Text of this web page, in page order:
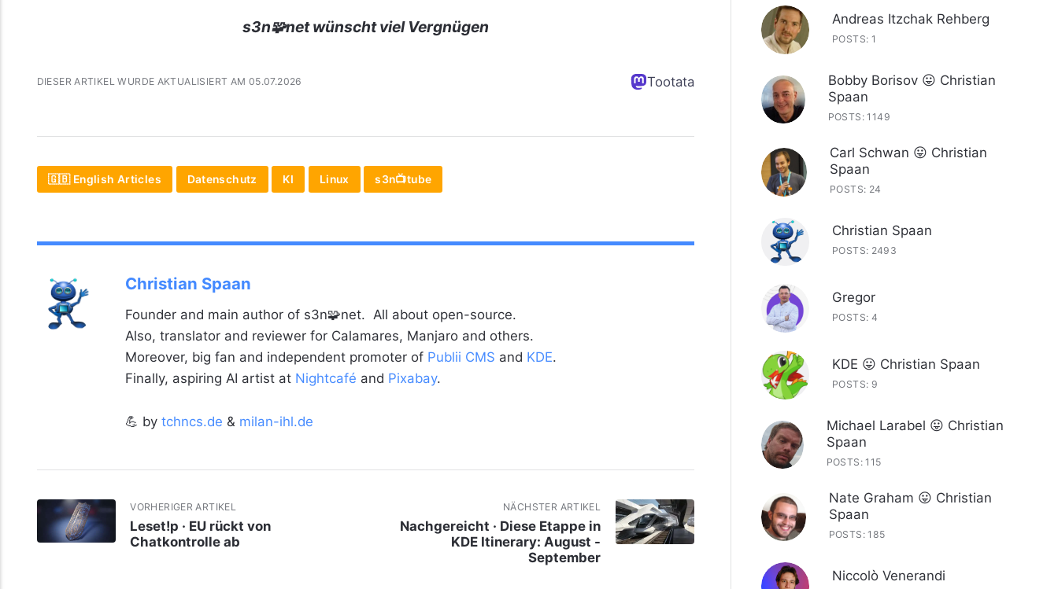
s3n🧩net wünscht viel Vergnügen
DIESER ARTIKEL WURDE AKTUALISIERT AM 05.07.2026 Tootata
🇬🇧 English Articles Datenschutz KI Linux s3n📺tube
Christian Spaan
Founder and main author of s3n🧩net. All about open-source.
Also, translator and reviewer for Calamares, Manjaro and others.
Moreover, big fan and independent promoter of Publii CMS and KDE.
Finally, aspiring AI artist at Nightcafé and Pixabay.
💪 by tchncs.de & milan-ihl.de
VORHERIGER ARTIKEL
Leset!p · EU rückt von
Chatkontrolle ab
NÄCHSTER ARTIKEL
Nachgereicht · Diese Etappe in
KDE Itinerary: August -
September
Andreas Itzchak Rehberg
POSTS: 1
Bobby Borisov 😛 Christian
Spaan
POSTS: 1149
Carl Schwan 😛 Christian
Spaan
POSTS: 24
Christian Spaan
POSTS: 2493
Gregor
POSTS: 4
KDE 😛 Christian Spaan
POSTS: 9
Michael Larabel 😛 Christian
Spaan
POSTS: 115
Nate Graham 😛 Christian
Spaan
POSTS: 185
Niccolò Venerandi